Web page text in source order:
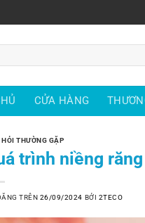
CỬA HÀNG
THƯỜNG GẶP
trình niềng
TRÊN 26/09/2024 BỞI 2TECO